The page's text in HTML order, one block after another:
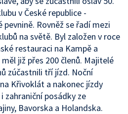
v České republice -
Rovněž se řadí mezi
na světě. Byl založen v roce
restauraci na Kampě a
již přes 200 členů. Majitelé
zúčastnili tří jízd. Noční
Křivoklát a nakonec jízdy
zahraniční posádky ze
Bavorska a Holandska.